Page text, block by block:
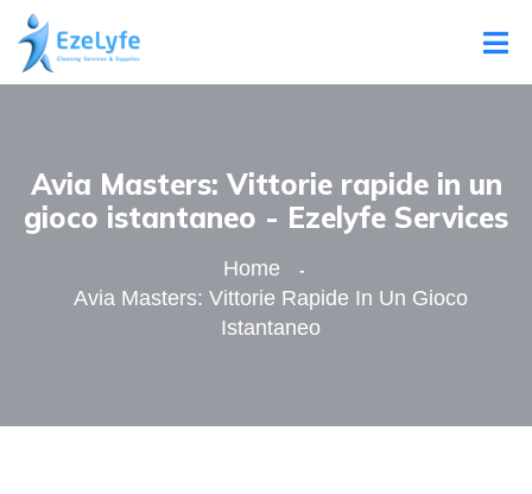
Avia Masters: Vittorie rapide in un
gioco istantaneo - Ezelyfe Services
Home
Avia Masters: Vittorie Rapide In Un Gioco
Istantaneo